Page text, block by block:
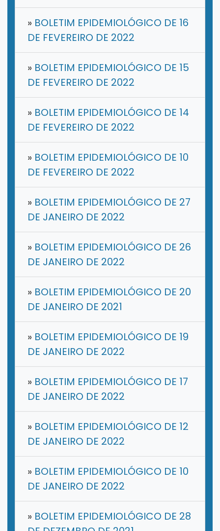
» BOLETIM EPIDEMIOLÓGICO DE 16
DE FEVEREIRO DE 2022
» BOLETIM EPIDEMIOLÓGICO DE 15
DE FEVEREIRO DE 2022
» BOLETIM EPIDEMIOLÓGICO DE 14
DE FEVEREIRO DE 2022
» BOLETIM EPIDEMIOLÓGICO DE 10
DE FEVEREIRO DE 2022
» BOLETIM EPIDEMIOLÓGICO DE 27
DE JANEIRO DE 2022
» BOLETIM EPIDEMIOLÓGICO DE 26
DE JANEIRO DE 2022
» BOLETIM EPIDEMIOLÓGICO DE 20
DE JANEIRO DE 2021
» BOLETIM EPIDEMIOLÓGICO DE 19
DE JANEIRO DE 2022
» BOLETIM EPIDEMIOLÓGICO DE 17
DE JANEIRO DE 2022
» BOLETIM EPIDEMIOLÓGICO DE 12
DE JANEIRO DE 2022
» BOLETIM EPIDEMIOLÓGICO DE 10
DE JANEIRO DE 2022
» BOLETIM EPIDEMIOLÓGICO DE 28